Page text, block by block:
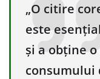
„O citire
este
și a obține
consumului